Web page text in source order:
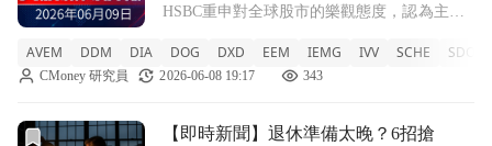
HSBC重申對全球股市的樂觀態度，認為主要
撐市場上漲。 AVEM +2.13% DDM -0.19%
DIA -0.1% DOG +0.09% DXD +0.3
AVEM DDM DIA DOG DXD EEM IEMG IVV SCHE SDOW
CMoney 研究員 2026-06-08 19:17 343
前往【即時新聞】退休準備太晚？6招搶救資產，佈局先鋒
【即時新聞】退休準備太晚？6招搶